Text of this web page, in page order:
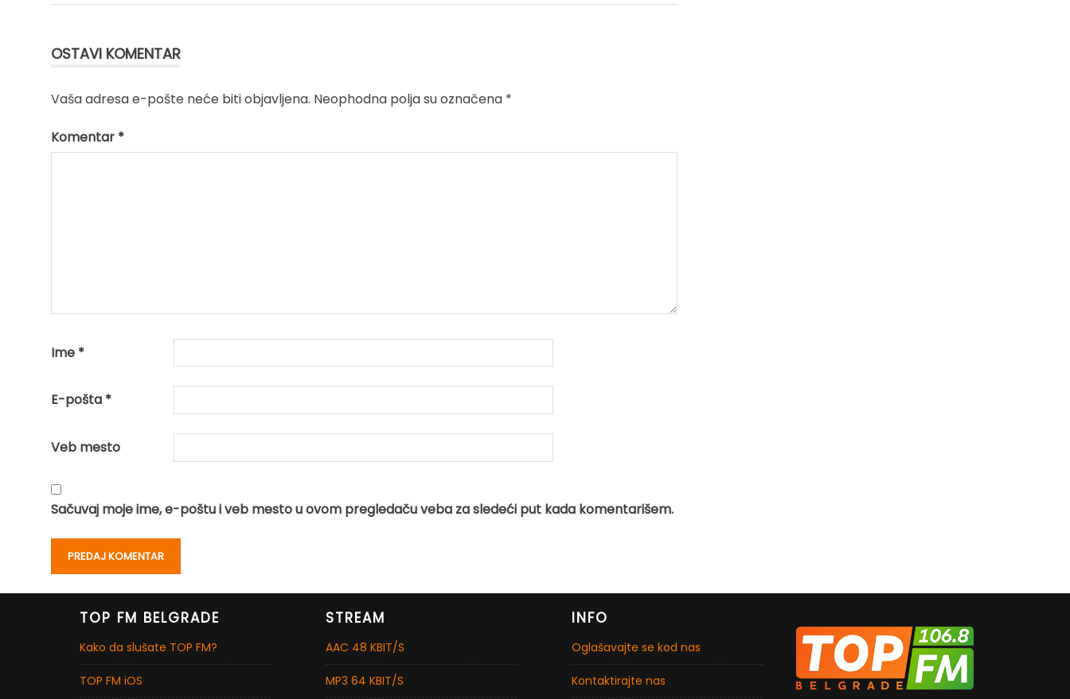
OSTAVI KOMENTAR
Vaša adresa e-pošte neće biti objavljena. Neophodna polja su označena *
Komentar *
Ime *
E-pošta *
Veb mesto
Sačuvaj moje ime, e-poštu i veb mesto u ovom pregledaču veba za sledeći put kada komentarišem.
TOP FM BELGRADE
Kako da slušate TOP FM?
TOP FM iOS
STREAM
AAC 48 KBIT/S
MP3 64 KBIT/S
INFO
Oglašavajte se kod nas
Kontaktirajte nas